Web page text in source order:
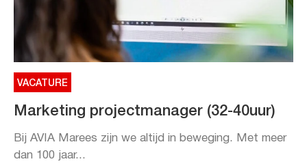
VACATURE
Marketing projectmanager (32-40uur)
Bij AVIA Marees zijn we altijd in beweging. Met meer
dan 100 jaar...